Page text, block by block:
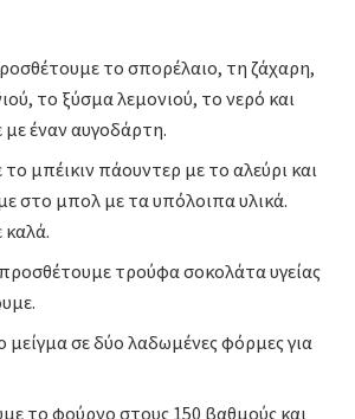
το σπορέλαιο, τη ζάχαρη,
το ξύσμα λεμονιού, το νερό και
έναν αυγοδάρτη.
μπέικιν πάουντερ με το αλεύρι και
στο μπολ με τα υπόλοιπα υλικά.
καλά.
τρούφα σοκολάτα υγείας
μείγμα σε δύο λαδωμένες φόρμες για
το φούρνο στους 150 βαθμούς και